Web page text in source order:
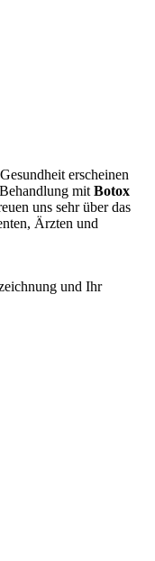
erscheinen
mit Botox
uns sehr über das
Ärzten und
und Ihr